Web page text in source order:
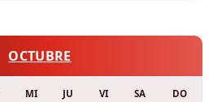
OCTUBRE
MI JU VI SA DO